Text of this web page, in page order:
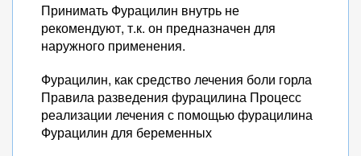
Принимать Фурацилин внутрь не
рекомендуют, т.к. он предназначен для
наружного применения.
Фурацилин, как средство лечения боли горла
Правила разведения фурацилина Процесс
реализации лечения с помощью фурацилина
Фурацилин для беременных